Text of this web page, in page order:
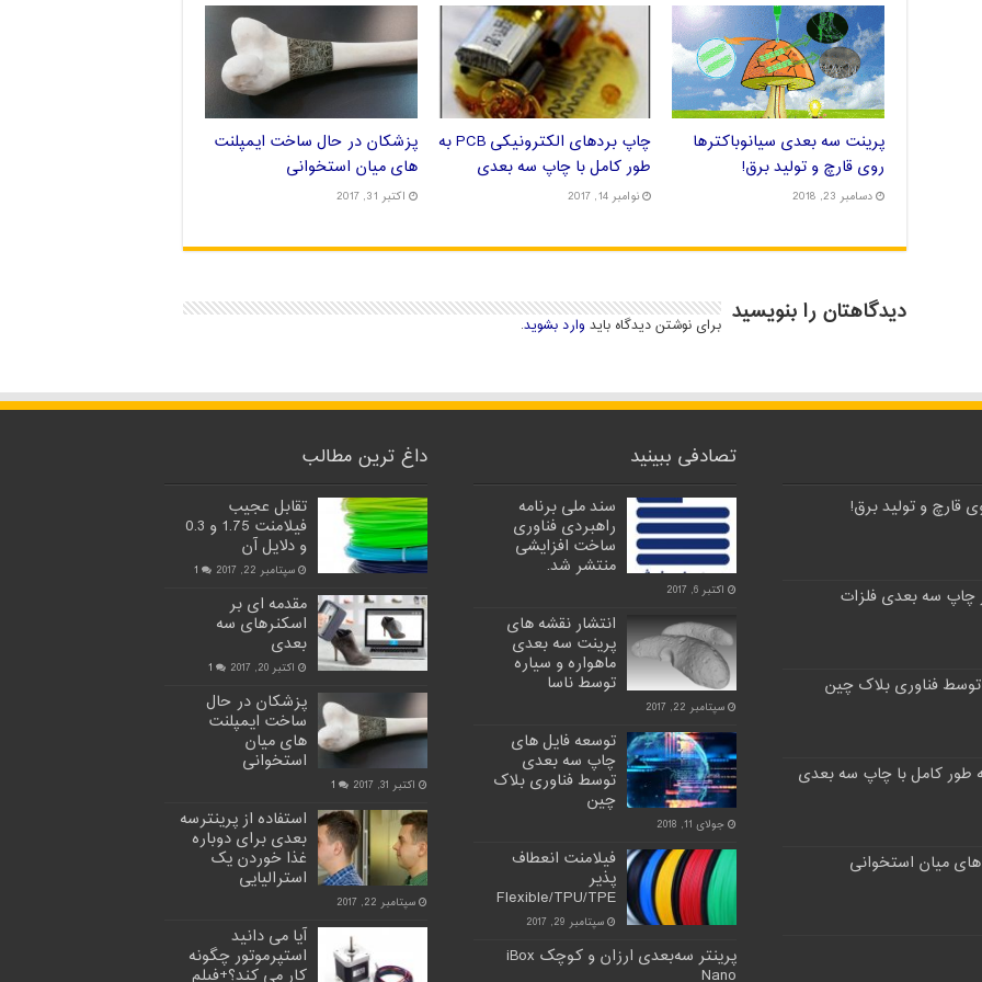
پرینت سه بعدی سیانوباکترها
روی قارچ و تولید برق!
دسامبر 23, 2018
چاپ بردهای الکترونیکی PCB به
طور کامل با چاپ سه بعدی
نوامبر 14, 2017
پزشکان در حال ساخت ایمپلنت
های میان استخوانی
اکتبر 31, 2017
دیدگاهتان را بنویسید برای نوشتن دیدگاه باید وارد بشوید.
قارچ و تولید برق!
چاپ سه بعدی فلزات
فناوری بلاک چین
میان استخوانی
تصادفی ببینید
سند ملی برنامه
راهبردی فناوری
ساخت افزایشی
منتشر شد.
اکتبر 6, 2017
انتشار نقشه های
پرینت سه بعدی
ماهواره و سیاره
توسط ناسا
سپتامبر 22, 2017
توسعه فایل های
چاپ سه بعدی
توسط فناوری بلاک
چین
جولای 11, 2018
فیلامنت انعطاف
پذیر
Flexible/TPU/TPE
سپتامبر 29, 2017
پرینتر سه‌بعدی ارزان و کوچک iBox
Nano
داغ ترین مطالب
تقابل عجیب
فیلامنت 1.75 و 0.3
و دلایل آن
سپتامبر 22, 2017 1
مقدمه ای بر
اسکنرهای سه
بعدی
اکتبر 20, 2017 1
پزشکان در حال
ساخت ایمپلنت
های میان
استخوانی
اکتبر 31, 2017 1
استفاده از پرینترسه
بعدی برای دوباره
غذا خوردن یک
استرالیایی
سپتامبر 22, 2017
آیا می دانید
استپرموتور چگونه
کار می کند؟+فیلم